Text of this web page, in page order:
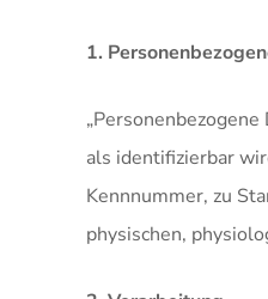
1.
als identifizierbar
Kennnummer, zu
physischen,